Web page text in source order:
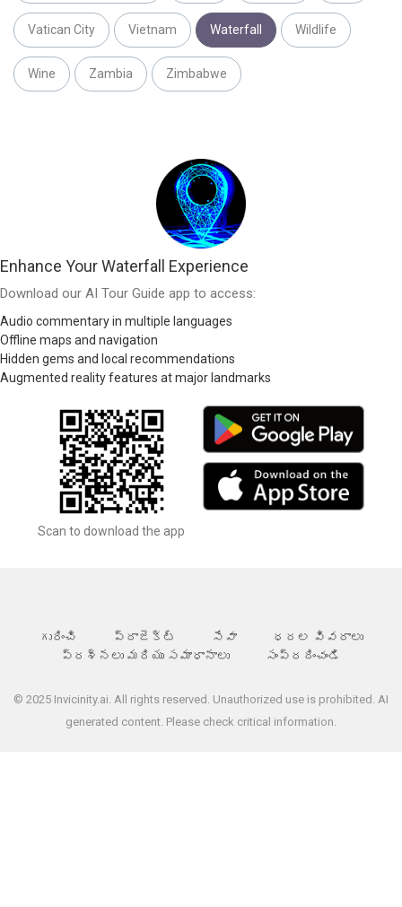
Vatican City Vietnam Waterfall Wildlife
Wine Zambia Zimbabwe
Enhance Your Waterfall Experience
Download our AI Tour Guide app to access:
Audio commentary in multiple languages
Offline maps and navigation
Hidden gems and local recommendations
Augmented reality features at major landmarks
Scan to download the app
గురించి ప్రాజెక్ట్ సేవా
ధరల వివరాలు
ప్రశ్నలు మరియు సమాధానాలు
సంప్రదించండి
© 2025 Invicinity.ai. All rights reserved. Unauthorized use is prohibited. AI
generated content. Please check critical information.